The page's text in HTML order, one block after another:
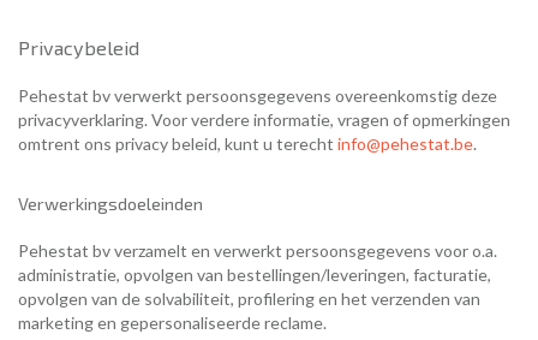
Privacybeleid
Pehestat bv verwerkt persoonsgegevens overeenkomstig deze
privacyverklaring. Voor verdere informatie, vragen of opmerkingen
omtrent ons privacy beleid, kunt u terecht info@pehestat.be.
Verwerkingsdoeleinden
Pehestat bv verzamelt en verwerkt persoonsgegevens voor o.a.
administratie, opvolgen van bestellingen/leveringen, facturatie,
opvolgen van de solvabiliteit, profilering en het verzenden van
marketing en gepersonaliseerde reclame.